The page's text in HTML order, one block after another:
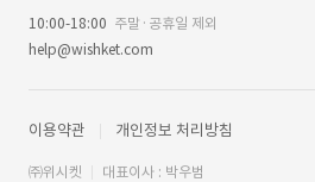
10:00-18:00 주말·공휴일 제외
help@wishket.com
이용약관 개인정보 처리방침
㈜위시켓
대표이사 : 박우범